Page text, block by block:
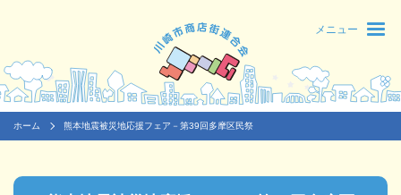
メニュー
ホーム 熊本地震被災地応援フェア－第39回多摩区民祭